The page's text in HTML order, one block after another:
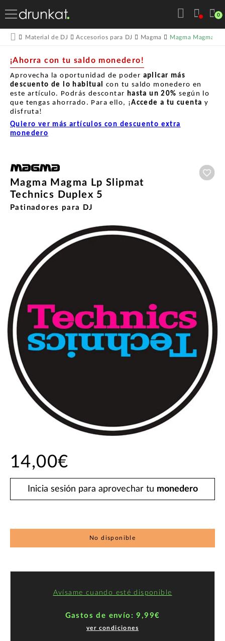
0
Material de DJ Accesorios para DJ Magma Magma Magma
¡Ahorra con tu saldo monedero!
Aprovecha la oportunidad de poder aplicar más
descuento de lo habitual con tu saldo monedero en
este artículo. Podrás descontar hasta un 20% según lo
que tengas ahorrado. Para ello, ¡Accede a tu cuenta y
disfruta!
Quiero ver más artículos con descuento extra
monedero
Magma Magma Lp Slipmat
Technics Duplex 5
Patinadores para DJ
14,00€
Inicia sesión para aprovechar tu monedero
No disponible
Avísame cuando esté disponible
Gastos de envío: 9,99€
ver condiciones